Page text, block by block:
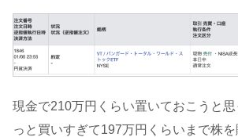
現金で210万円くらい置いておこうと思
っと買いすぎて197万円くらいまで株